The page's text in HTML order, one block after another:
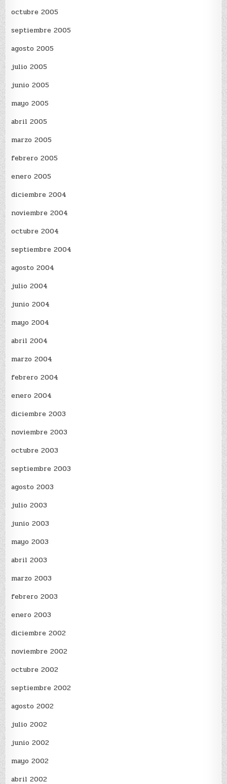
octubre 2005
septiembre 2005
agosto 2005
julio 2005
junio 2005
mayo 2005
abril 2005
marzo 2005
febrero 2005
enero 2005
diciembre 2004
noviembre 2004
octubre 2004
septiembre 2004
agosto 2004
julio 2004
junio 2004
mayo 2004
abril 2004
marzo 2004
febrero 2004
enero 2004
diciembre 2003
noviembre 2003
octubre 2003
septiembre 2003
agosto 2003
julio 2003
junio 2003
mayo 2003
abril 2003
marzo 2003
febrero 2003
enero 2003
diciembre 2002
noviembre 2002
octubre 2002
septiembre 2002
agosto 2002
julio 2002
junio 2002
mayo 2002
abril 2002